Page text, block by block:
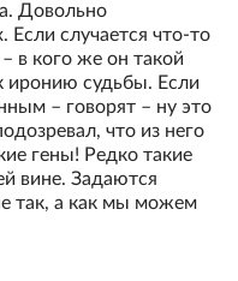
Довольно
Если случается что-то
в кого же он такой
иронию судьбы. Если
– говорят – ну это
что из него
гены! Редко такие
вине. Задаются
так, а как мы можем